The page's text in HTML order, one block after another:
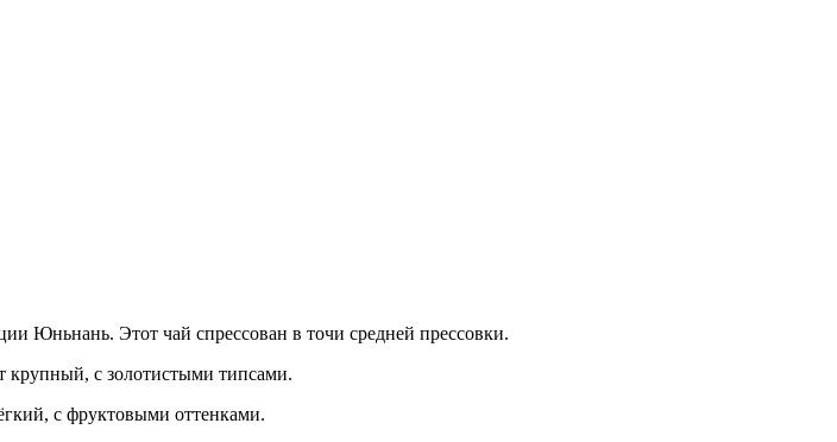
Юньнань. Этот чай спрессован в точи средней прессовки.
крупный, с золотистыми типсами.
с фруктовыми оттенками.